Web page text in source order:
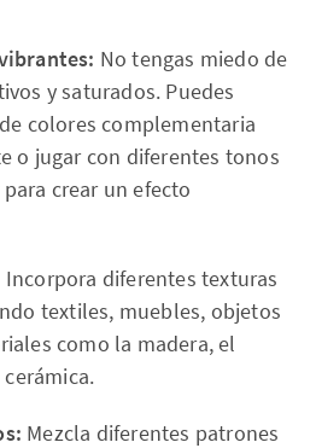
No tengas miedo de
y saturados. Puedes
colores complementaria
o jugar con diferentes tonos
crear un efecto
Incorpora diferentes texturas
textiles, muebles, objetos
como la madera, el
Mezcla diferentes patrones